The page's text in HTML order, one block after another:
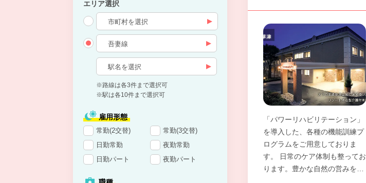
「パワーリハビリテーション」
を導入した、各種の機能訓練プ
ログラムをご用意しておりま
す。 日常のケア体制も整ってお
ります。豊かな自然の営みを身
エリア選択
※路線は各3件まで選択可
※駅は各10件まで選択可
雇用形態
常勤(2交替)
常勤(3交替)
日勤常勤
夜勤常勤
日勤パート
夜勤パート